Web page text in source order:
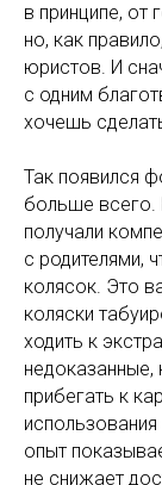
в принципе, от
но, как
юристов. И
с одним
хочешь
Так появился
больше
получали
с родителями,
колясок. Это
коляски
ходить к
прибегать к
опыт
не снижает